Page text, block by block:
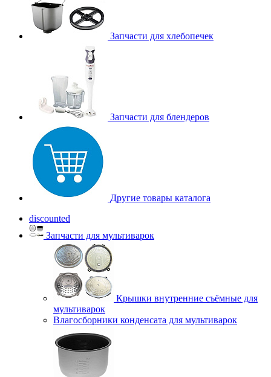
Запчасти для хлебопечек
Запчасти для блендеров
Другие товары каталога
discounted
Запчасти для мультиварок
Крышки внутренние съёмные для
мультиварок
Влагосборники конденсата для мультиварок